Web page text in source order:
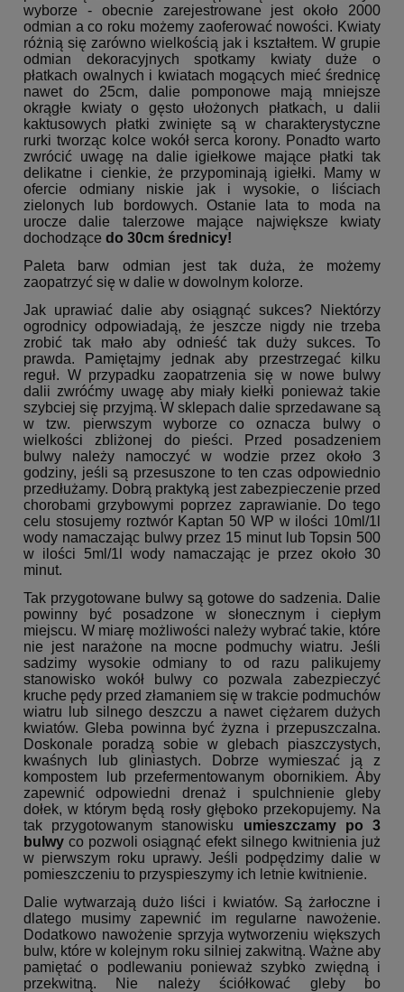
wyborze - obecnie zarejestrowane jest około 2000
odmian a co roku możemy zaoferować nowości. Kwiaty
różnią się zarówno wielkością jak i kształtem. W grupie
odmian dekoracyjnych spotkamy kwiaty duże o
płatkach owalnych i kwiatach mogących mieć średnicę
nawet do 25cm, dalie pomponowe mają mniejsze
okrągłe kwiaty o gęsto ułożonych płatkach, u dalii
kaktusowych płatki zwinięte są w charakterystyczne
rurki tworząc kolce wokół serca korony. Ponadto warto
zwrócić uwagę na dalie igiełkowe mające płatki tak
delikatne i cienkie, że przypominają igiełki. Mamy w
ofercie odmiany niskie jak i wysokie, o liściach
zielonych lub bordowych. Ostanie lata to moda na
urocze dalie talerzowe mające największe kwiaty
dochodzące do 30cm średnicy!
Paleta barw odmian jest tak duża, że możemy
zaopatrzyć się w dalie w dowolnym kolorze.
Jak uprawiać dalie aby osiągnąć sukces? Niektórzy
ogrodnicy odpowiadają, że jeszcze nigdy nie trzeba
zrobić tak mało aby odnieść tak duży sukces. To
prawda. Pamiętajmy jednak aby przestrzegać kilku
reguł. W przypadku zaopatrzenia się w nowe bulwy
dalii zwróćmy uwagę aby miały kiełki ponieważ takie
szybciej się przyjmą. W sklepach dalie sprzedawane są
w tzw. pierwszym wyborze co oznacza bulwy o
wielkości zbliżonej do pieści. Przed posadzeniem
bulwy należy namoczyć w wodzie przez około 3
godziny, jeśli są przesuszone to ten czas odpowiednio
przedłużamy. Dobrą praktyką jest zabezpieczenie przed
chorobami grzybowymi poprzez zaprawianie. Do tego
celu stosujemy roztwór Kaptan 50 WP w ilości 10ml/1l
wody namaczając bulwy przez 15 minut lub Topsin 500
w ilości 5ml/1l wody namaczając je przez około 30
minut.
Tak przygotowane bulwy są gotowe do sadzenia. Dalie
powinny być posadzone w słonecznym i ciepłym
miejscu. W miarę możliwości należy wybrać takie, które
nie jest narażone na mocne podmuchy wiatru. Jeśli
sadzimy wysokie odmiany to od razu palikujemy
stanowisko wokół bulwy co pozwala zabezpieczyć
kruche pędy przed złamaniem się w trakcie podmuchów
wiatru lub silnego deszczu a nawet ciężarem dużych
kwiatów. Gleba powinna być żyzna i przepuszczalna.
Doskonale poradzą sobie w glebach piaszczystych,
kwaśnych lub gliniastych. Dobrze wymieszać ją z
kompostem lub przefermentowanym obornikiem. Aby
zapewnić odpowiedni drenaż i spulchnienie gleby
dołek, w którym będą rosły głęboko przekopujemy. Na
tak przygotowanym stanowisku umieszczamy po 3
bulwy co pozwoli osiągnąć efekt silnego kwitnienia już
w pierwszym roku uprawy. Jeśli podpędzimy dalie w
pomieszczeniu to przyspieszymy ich letnie kwitnienie.
Dalie wytwarzają dużo liści i kwiatów. Są żarłoczne i
dlatego musimy zapewnić im regularne nawożenie.
Dodatkowo nawożenie sprzyja wytworzeniu większych
bulw, które w kolejnym roku silniej zakwitną. Ważne aby
pamiętać o podlewaniu ponieważ szybko zwiędną i
przekwitną. Nie należy ściółkować gleby bo